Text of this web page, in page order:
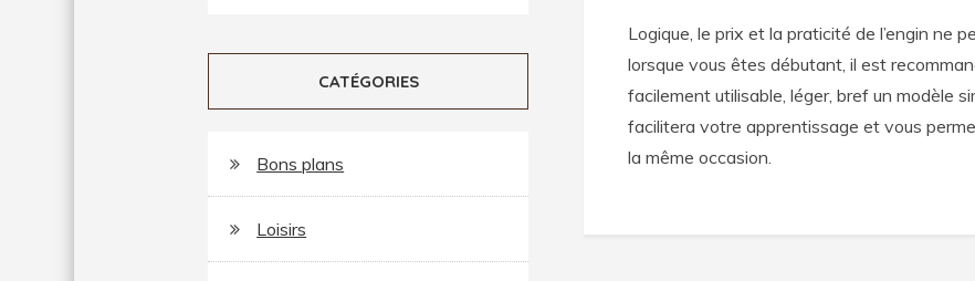
Logique, le prix et la praticité de l’engin ne
lorsque vous êtes débutant, il est
facilement utilisable, léger, bref un modèle
facilitera votre apprentissage et vous
la même occasion.
CATÉGORIES
Bons plans
Loisirs